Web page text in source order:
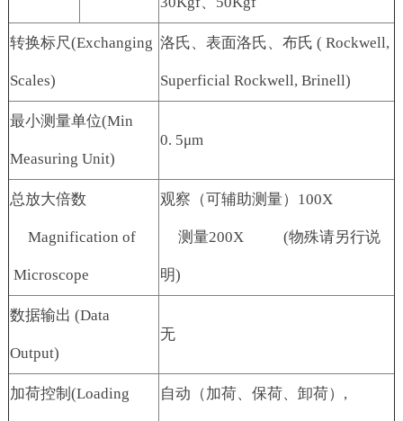
转换标尺(Exchanging
Scales)
洛氏、表面洛氏、布氏 ( Rockwell,
Superficial Rockwell, Brinell)
最小测量单位(Min
Measuring Unit)
0. 5μm
总放大倍数
Magnification of
Microscope
观察（可辅助测量）100X
测量200X (物殊请另行说
明)
数据输出 (Data
Output)
无
加荷控制(Loading 自动（加荷、保荷、卸荷）,